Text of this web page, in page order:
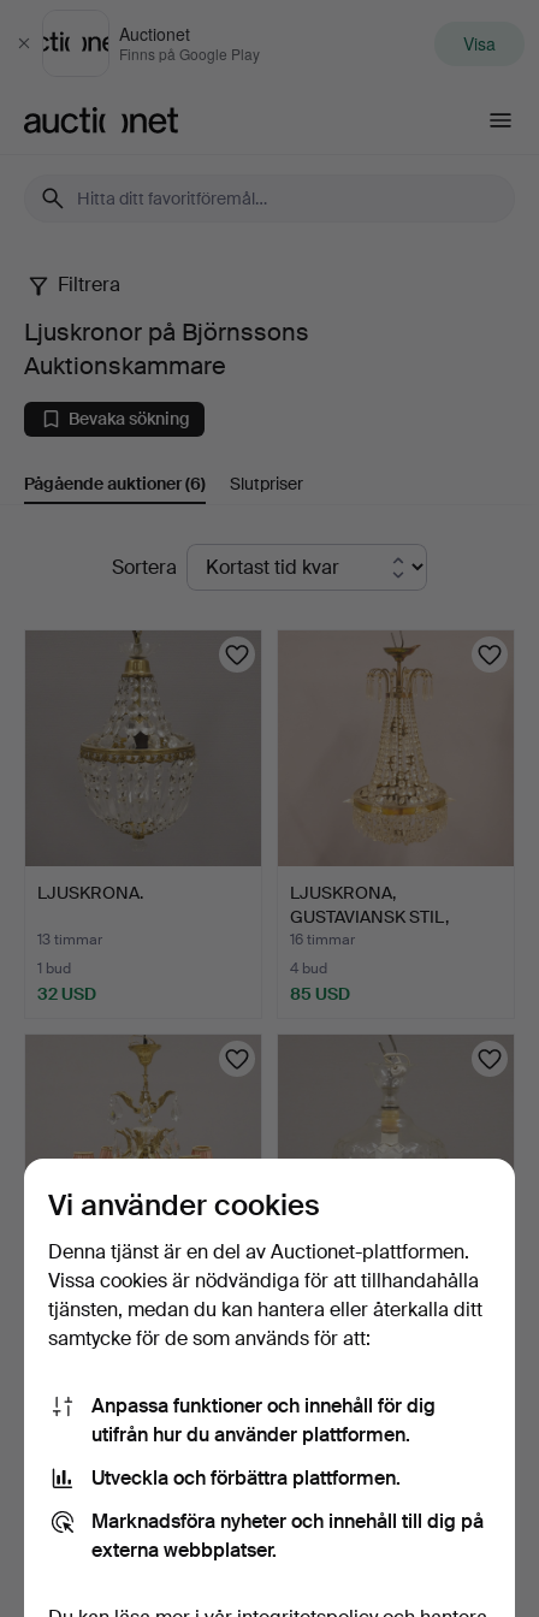
Stäng
Auctionet
Finns på Google Play Visa
Ljuskronor
på
Björnssons
Auktionskammare
Filtrera
Ljuskronor på Björnssons
Auktionskammare
Bevaka sökning
Pågående auktioner(6) Slutpriser
PågåendeSortera
LJUSKRONA.
13 timmar
1 bud
32 USD
LJUSKRONA,
GUSTAVIANSK STIL,
OMKRING 1900.
16 timmar
4 bud
85 USD
LJUSKRONA,
ROKOKOSTIL.
6 dagar
32 USD
LJUSKRONA,
OSCARIANSK STIL.
6 dagar
43 USD
Vi använder cookies
Denna tjänst är en del av Auctionet-plattformen.
Vissa cookies är nödvändiga för att tillhandahålla
tjänsten, medan du kan hantera eller återkalla ditt
samtycke för de som används för att:
Anpassa funktioner och innehåll för dig
utifrån hur du använder plattformen.
Utveckla och förbättra plattformen.
Marknadsföra nyheter och innehåll till dig på
externa webbplatser.